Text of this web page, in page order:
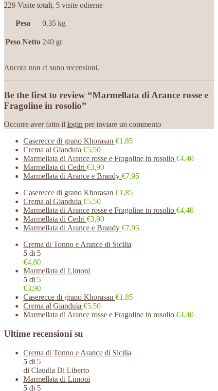
229 Visite totali, 5 visite odierne
Peso 0.35 kg
Peso Netto 240 gr
Ancora non ci sono recensioni.
Be the first to review “Marmellata di Arance rosse e
Fragoline in rosolio”
Occorre aver fatto il login per inviare un commento
Caserecce di grano Khorasan €1,85
Crema al Gianduia €5,50
Marmellata di Arance rosse e Fragoline in rosolio €4,40
Marmellata di Cedri €3,90
Marmellata di Arance e Brandy €7,95
Caserecce di grano Khorasan €1,85
Crema al Gianduia €5,50
Marmellata di Arance rosse e Fragoline in rosolio €4,40
Marmellata di Cedri €3,90
Marmellata di Arance e Brandy €7,95
Crema di Tonno e Arance di Sicilia
5 di 5
€4,80
Marmellata di Limoni
5 di 5
€3,90
Caserecce di grano Khorasan €1,85
Crema al Gianduia €5,50
Marmellata di Arance rosse e Fragoline in rosolio €4,40
Ultime recensioni su
Crema di Tonno e Arance di Sicilia
5 di 5
di Claudia Di Liberto
Marmellata di Limoni
5 di 5